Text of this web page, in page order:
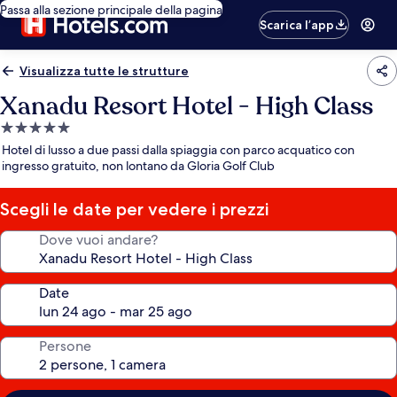
Passa alla sezione principale della pagina
Scarica l’app
Visualizza tutte le strutture
Xanadu Resort Hotel - High Class
Struttura
a
5.0
stelle
Hotel di lusso a due passi dalla spiaggia con parco acquatico con
ingresso gratuito, non lontano da Gloria Golf Club
Scegli le date per vedere i prezzi
Dove vuoi andare?
Date
Persone